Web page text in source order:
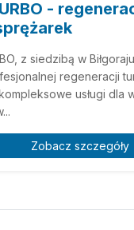
-
z siedzibą w
regeneracji
usługi dla
Zobacz szczegóły